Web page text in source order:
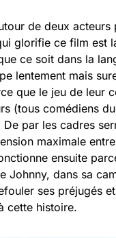
de deux
glorifie ce film est
ce soit dans la
lentement mais
que le jeu de leur
(tous comédiens
par les cadres
maximale
ensuite
Johnny, dans sa
ses préjugés
cette histoire.